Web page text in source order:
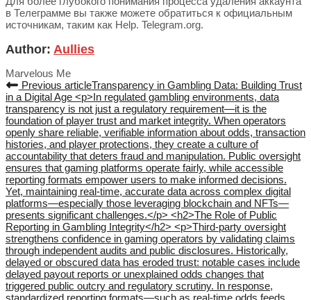
в Телеграмме вы также можете обратиться к официальным
источникам, таким как Help. Telegram.org.
Author: Aullies
Marvelous Me
Previous articleTransparency in Gambling Data: Building Trust
in a Digital Age <p>In regulated gambling environments, data
transparency is not just a regulatory requirement—it is the
foundation of player trust and market integrity. When operators
openly share reliable, verifiable information about odds, transaction
histories, and player protections, they create a culture of
accountability that deters fraud and manipulation. Public oversight
ensures that gaming platforms operate fairly, while accessible
reporting formats empower users to make informed decisions.
Yet, maintaining real-time, accurate data across complex digital
platforms—especially those leveraging blockchain and NFTs—
presents significant challenges.</p> <h2>The Role of Public
Reporting in Gambling Integrity</h2> <p>Third-party oversight
strengthens confidence in gaming operators by validating claims
through independent audits and public disclosures. Historically,
delayed or obscured data has eroded trust: notable cases include
delayed payout reports or unexplained odds changes that
triggered public outcry and regulatory scrutiny. In response,
standardized reporting formats—such as real-time odds feeds,